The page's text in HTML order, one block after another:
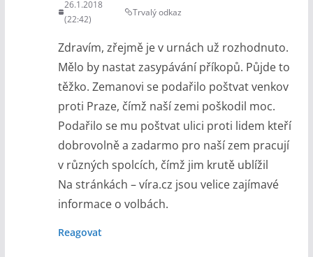
26.1.2018
(22:42)
Trvalý odkaz
Zdravím, zřejmě je v urnách už rozhodnuto.
Mělo by nastat zasypávání příkopů. Půjde to
těžko. Zemanovi se podařilo poštvat venkov
proti Praze, čímž naší zemi poškodil moc.
Podařilo se mu poštvat ulici proti lidem kteří
dobrovolně a zadarmo pro naší zem pracují
v různých spolcích, čímž jim krutě ublížil
Na stránkách – víra.cz jsou velice zajímavé
informace o volbách.
Reagovat